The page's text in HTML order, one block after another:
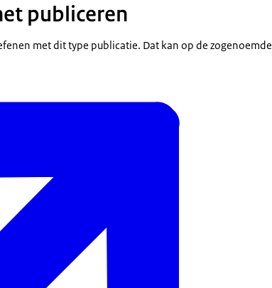
publiceren
met dit type publicatie. Dat kan op de zogenoemde